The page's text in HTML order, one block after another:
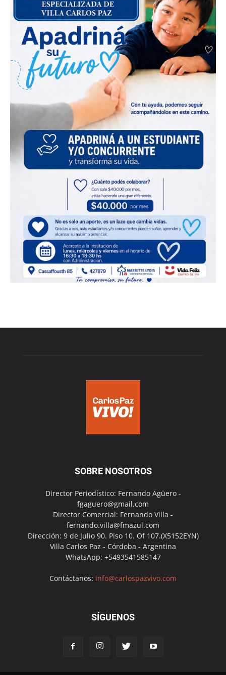
SOBRE NOSOTROS
Director Periodístico: Fernando Agüero -
fgaguero@gmail.com
Director Comercial: Fernando Villa -
fernando.villa@fmazul.com
Dirección: 9 de Julio 90. Piso 10. Of 107.(X5152EYN)
Villa Carlos Paz - Córdoba - Argentina
WhatsApp: +5493541585147
Contáctanos: info@carlospazvivo.com
SÍGUENOS